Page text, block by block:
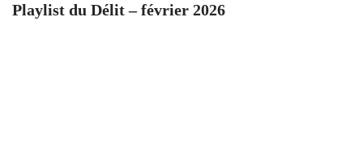
Playlist du Délit – février 2026